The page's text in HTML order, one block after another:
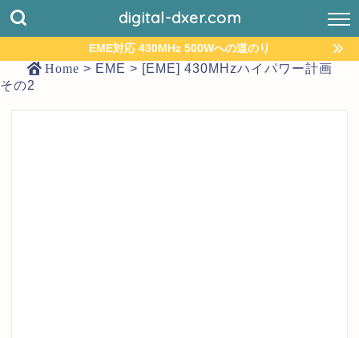
digital-dxer.com
EME対応 430MHz 500Wへの道のり
Home > EME > [EME] 430MHzハイパワー計画
その2